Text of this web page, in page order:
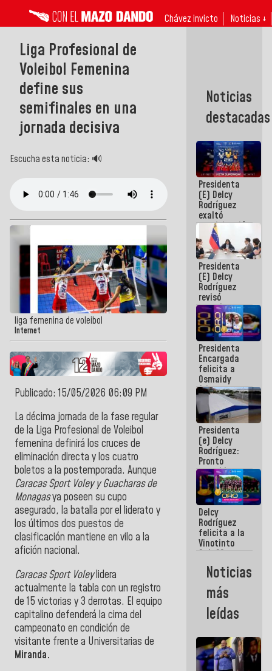
Chávez invicto Noticias ↓
Liga Profesional de
Voleibol Femenina
define sus
semifinales en una
jornada decisiva
Escucha esta noticia: 🔊
liga femenina de voleibol
Internet
Publicado: 15/05/2026 06:09 PM
La décima jornada de la fase regular
de la Liga Profesional de Voleibol
femenina definirá los cruces de
eliminación directa y los cuatro
boletos a la postemporada. Aunque
Caracas Sport Voley y Guacharas de
Monagasya poseen su cupo
asegurado, la batalla por el liderato y
los últimos dos puestos de
clasificación mantiene en vilo a la
afición nacional.
Caracas Sport Voleylidera
actualmente la tabla con un registro
de 15 victorias y 3 derrotas. El equipo
capitalino defenderá la cima del
campeonato en condición de
visitante frente a Universitarias de
Miranda.
Noticias
destacadas
Presidenta
(E) Delcy
Rodríguez
exaltó
participación
de
Venezuela
en Juegos
Centroamericanos
y del Caribe
2026
Presidenta
(E) Delcy
Rodríguez
revisó
agenda
económica y
ejecución de
fondos de
emergencia
post-sismos
Presidenta
Encargada
felicita a
Osmaidy
Arias y
Giraly
Marcano por
hacer
historia en
los
Centroamericanos
Presidenta
(e) Delcy
Rodríguez:
Pronto
restableceremos
las
operaciones
en el
Aeropuerto
Internacional
de
Maiquetía
Delcy
Rodríguez
felicita a la
Vinotinto
Sub 20
campeona
frente
México Sub
23 en los
Centroamericanos
Noticias
más
leídas